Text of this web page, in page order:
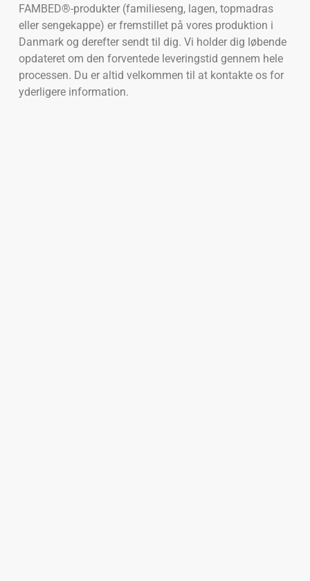
FAMBED®-produkter (familieseng, lagen, topmadras
eller sengekappe) er fremstillet på vores produktion i
Danmark og derefter sendt til dig. Vi holder dig løbende
opdateret om den forventede leveringstid gennem hele
processen. Du er altid velkommen til at kontakte os for
yderligere information.